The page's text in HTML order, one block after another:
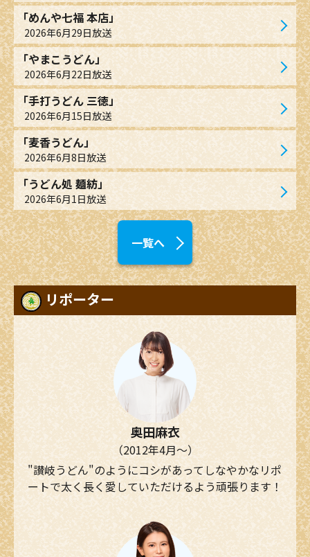
「めんや七福 本店」
2026年6月29日放送
「やまこうどん」
2026年6月22日放送
「手打うどん 三徳」
2026年6月15日放送
「麦香うどん」
2026年6月8日放送
「うどん処 麺紡」
2026年6月1日放送
一覧へ
リポーター
奥田麻衣
（2012年4月～）
"讃岐うどん"のようにコシがあってしなやかなリポ
ートで太く長く愛していただけるよう頑張ります！